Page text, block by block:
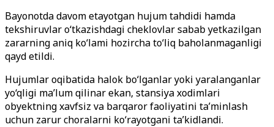
Bayonotda davom etayotgan hujum tahdidi hamda
tekshiruvlar o‘tkazishdagi cheklovlar sabab yetkazilgan
zararning aniq ko‘lami hozircha to‘liq baholanmaganligi
qayd etildi.
Hujumlar oqibatida halok bo‘lganlar yoki yaralanganlar
yo‘qligi ma’lum qilinar ekan, stansiya xodimlari
obyektning xavfsiz va barqaror faoliyatini ta’minlash
uchun zarur choralarni ko‘rayotgani ta’kidlandi.